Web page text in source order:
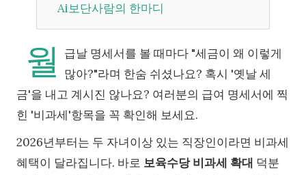
Ai보단사람의 한마디
월
급날 명세서를 볼 때마다 "세금이 왜 이렇게
많아?"라며 한숨 쉬셨나요? 혹시 '옛날 세
금'을 내고 계시진 않나요? 여러분의 급여 명세서에 찍
힌 '비과세'항목을 꼭 확인해 보세요.
2026년부터는 두 자녀이상 있는 직장인이라면 비과세
혜택이 달라집니다. 바로 보육수당 비과세 확대 덕분